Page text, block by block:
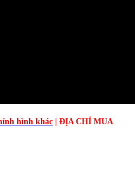
hình khác | ĐỊA CHỈ MUA